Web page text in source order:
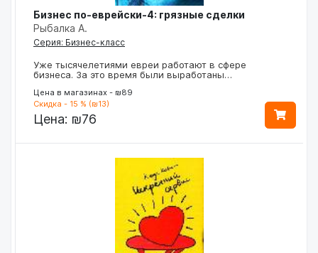
Бизнес по-еврейски-4: грязные сделки
Рыбалка А.
Серия: Бизнес-класс
Уже тысячелетиями евреи работают в сфере
бизнеса. За это время были выработаны…
Цена в магазинах - ₪89
Скидка - 15 % (₪13)
Цена: ₪76